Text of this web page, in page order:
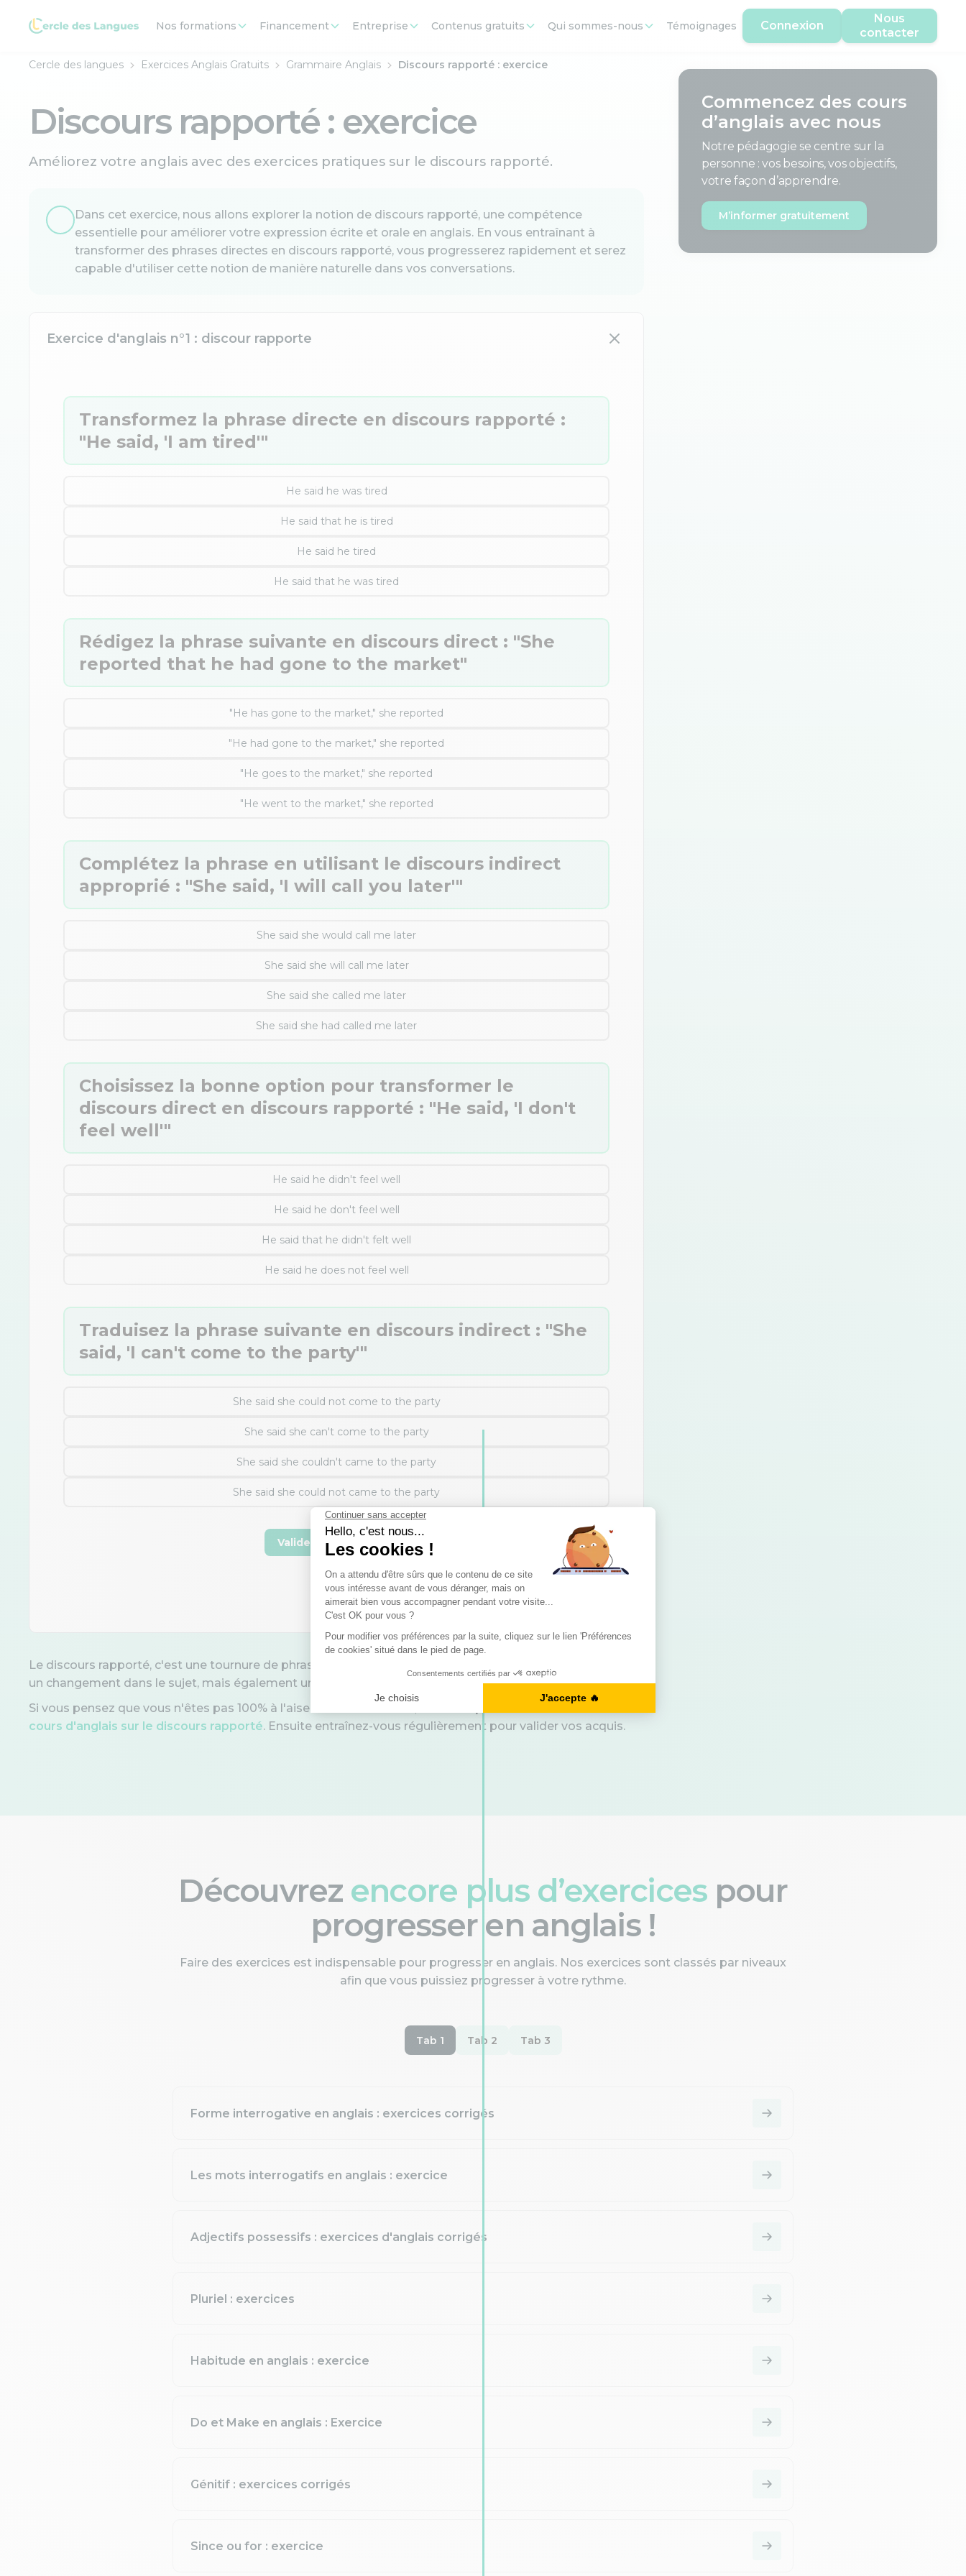
Nos formations Financement Entreprise Contenus gratuits Qui sommes-nous Témoignages Connexion
Nous
contacter
Cercle des langues Exercices Anglais Gratuits Grammaire Anglais Discours rapporté : exercice
Discours rapporté : exercice
Améliorez votre anglais avec des exercices pratiques sur le discours rapporté.
Dans cet exercice, nous allons explorer la notion de discours rapporté, une compétence
essentielle pour améliorer votre expression écrite et orale en anglais. En vous entraînant à
transformer des phrases directes en discours rapporté, vous progresserez rapidement et serez
capable d'utiliser cette notion de manière naturelle dans vos conversations.
Exercice d'anglais n°1 : discour rapporte
Transformez la phrase directe en discours rapporté :
"He said, 'I am tired'"
He said he was tired
He said that he is tired
He said he tired
He said that he was tired
Rédigez la phrase suivante en discours direct : "She
reported that he had gone to the market"
"He has gone to the market," she reported
"He had gone to the market," she reported
"He goes to the market," she reported
"He went to the market," she reported
Complétez la phrase en utilisant le discours indirect
approprié : "She said, 'I will call you later'"
She said she would call me later
She said she will call me later
She said she called me later
She said she had called me later
Choisissez la bonne option pour transformer le
discours direct en discours rapporté : "He said, 'I don't
feel well'"
He said he didn't feel well
He said he don't feel well
He said that he didn't felt well
He said he does not feel well
Traduisez la phrase suivante en discours indirect : "She
said, 'I can't come to the party'"
She said she could not come to the party
She said she can't come to the party
She said she couldn't came to the party
She said she could not came to the party
Valider mes réponses
Le discours rapporté, c'est une tournure de phrase pas toujours évidente à maîtriser. En effet elle implique
un changement dans le sujet, mais également un changement de temps approprié à mettre en place.
Si vous pensez que vous n'êtes pas 100% à l'aise avec cette notion, n'hésitez pas à retourner voir notre
cours d'anglais sur le discours rapporté. Ensuite entraînez-vous régulièrement pour valider vos acquis.
Commencez des cours
d’anglais avec nous
Notre pédagogie se centre sur la
personne : vos besoins, vos objectifs,
votre façon d’apprendre.
M’informer gratuitement
Découvrez encore plus d’exercicespour
progresser en anglais !
Faire des exercices est indispensable pour progresser en anglais. Nos exercices sont classés par niveaux
afin que vous puissiez progresser à votre rythme.
Tab 1 Tab 2 Tab 3
Forme interrogative en anglais : exercices corrigés
Les mots interrogatifs en anglais : exercice
Adjectifs possessifs : exercices d'anglais corrigés
Pluriel : exercices
Habitude en anglais : exercice
Do et Make en anglais : Exercice
Génitif : exercices corrigés
Since ou for : exercice